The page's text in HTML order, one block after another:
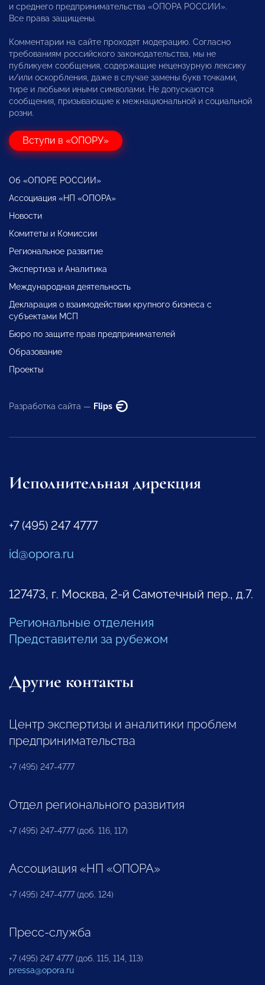
и среднего предпринимательства «ОПОРА РОССИИ».
Все права защищены.
Комментарии на сайте проходят модерацию. Согласно
требованиям российского законодательства, мы не
публикуем сообщения, содержащие нецензурную лексику
и/или оскорбления, даже в случае замены букв точками,
тире и любыми иными символами. Не допускаются
сообщения, призывающие к межнациональной и социальной
розни.
Вступи в «ОПОРУ»
Об «ОПОРЕ РОССИИ»
Ассоциация «НП «ОПОРА»
Новости
Комитеты и Комиссии
Региональное развитие
Экспертиза и Аналитика
Международная деятельность
Декларация о взаимодействии крупного бизнеса с
субъектами МСП
Бюро по защите прав предпринимателей
Образование
Проекты
Разработка сайта — Flips
Исполнительная дирекция
+7 (495) 247 4777
id@opora.ru
127473, г. Москва, 2-й Самотечный пер., д.7.
Региональные отделения
Представители за рубежом
Другие контакты
Центр экспертизы и аналитики проблем
предпринимательства
+7 (495) 247-4777
Отдел регионального развития
+7 (495) 247-4777 (доб. 116, 117)
Ассоциация «НП «ОПОРА»
+7 (495) 247-4777 (доб. 124)
Пресс-служба
+7 (495) 247 4777 (доб. 115, 114, 113)
pressa@opora.ru